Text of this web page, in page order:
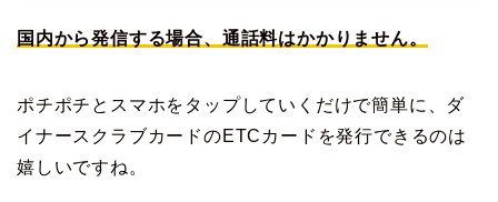
国内から発信する場合、通話料はかかりません。
ポチポチとスマホをタップしていくだけで簡単に、ダ
イナースクラブカードのETCカードを発行できるのは
嬉しいですね。